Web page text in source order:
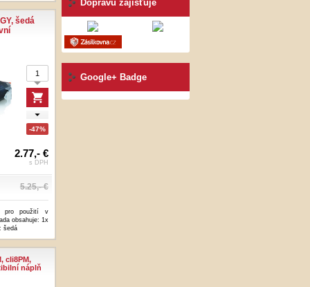
Dopravu zajišťuje
Google+ Badge
šedá
-47%
2.77,- €
s DPH
5.25,- €
pro použití v
obsahuje: 1x
šedá
cli8PM,
náplň